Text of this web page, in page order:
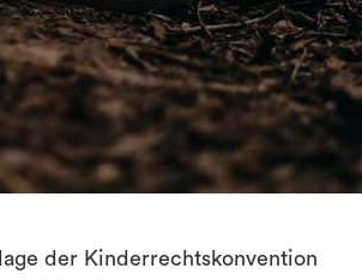
search
der Kinderrechtskonvention